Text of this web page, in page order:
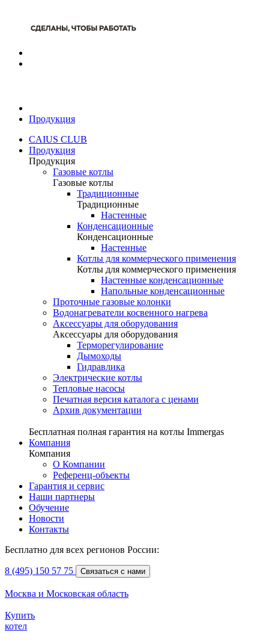
Продукция
CAIUS CLUB
Продукция
Продукция
Газовые котлы
Газовые котлы
Традиционные
Традиционные
Настенные
Конденсационные
Конденсационные
Настенные
Котлы для коммерческого применения
Котлы для коммерческого применения
Настенные конденсационные
Напольные конденсационные
Проточные газовые колонки
Водонагреватели косвенного нагрева
Аксессуары для оборудования
Аксессуары для оборудования
Терморегулирование
Дымоходы
Гидравлика
Электрические котлы
Тепловые насосы
Печатная версия каталога с ценами
Архив документации
Бесплатная полная гарантия на котлы Immergas
Компания
Компания
О Компании
Референц-объекты
Гарантия и сервис
Наши партнеры
Обучение
Новости
Контакты
Бесплатно для всех регионов России:
8 (495) 150 57 75 Связаться с нами
Москва и Московская область
Купить
котел